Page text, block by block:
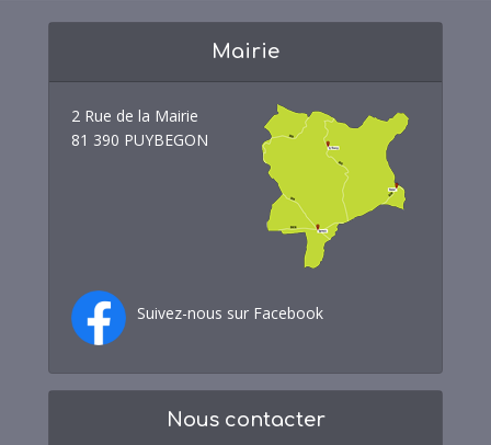
Mairie
2 Rue de la Mairie
81 390 PUYBEGON
Suivez-nous sur Facebook
Nous contacter